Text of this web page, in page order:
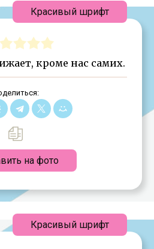
кроме нас самих.
на фото
Красивый шрифт
Красивый шрифт